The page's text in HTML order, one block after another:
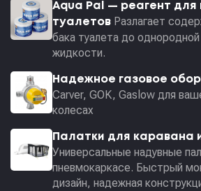
Aqua Pal — pеагент для
туалетов Разлагает
бака туалета до однородной
жидкости.
Надежное газовое
Carver, GOK, Gaslow для
колесах
Палатки для каравана
Универсальные надувные
пневмокаркасе. Быстрый
дизайн, надежная